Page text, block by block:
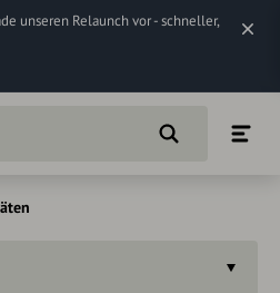
unseren Relaunch vor - schneller,